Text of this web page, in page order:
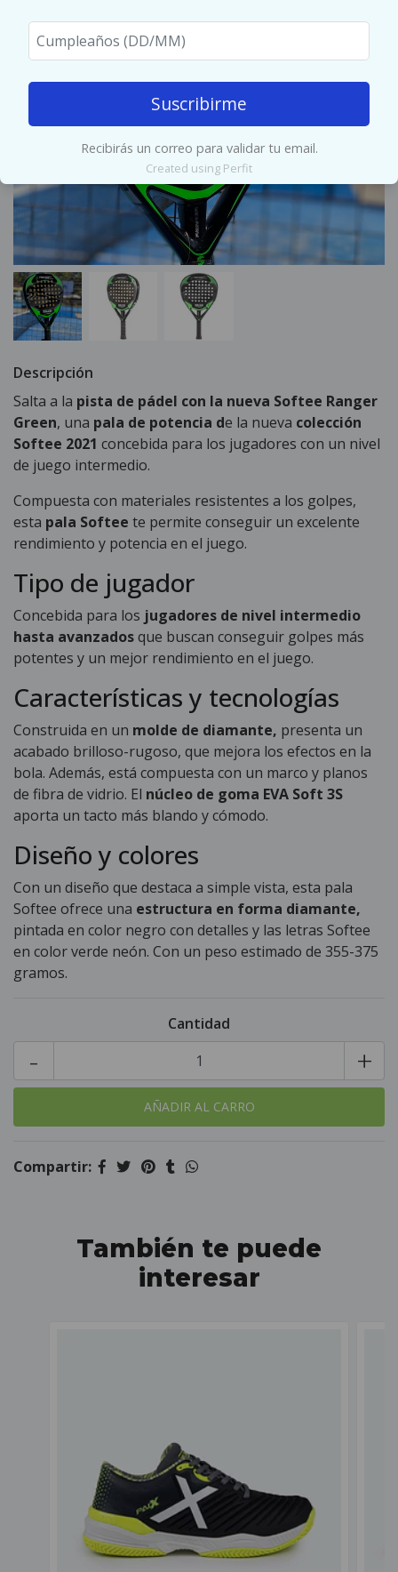
Suscribirme
Recibirás un correo para validar tu email.
Created using Perfit
Descripción
Salta a la pista de pádel con la nueva Softee Ranger
Green, una pala de potencia de la nueva colección
Softee 2021 concebida para los jugadores con un nivel
de juego intermedio.
Compuesta con materiales resistentes a los golpes,
esta pala Softee te permite conseguir un excelente
rendimiento y potencia en el juego.
Tipo de jugador
Concebida para los jugadores de nivel intermedio
hasta avanzadosque buscan conseguir golpes más
potentes y un mejor rendimiento en el juego.
Características y tecnologías
Construida en un molde de diamante, presenta un
acabado brilloso-rugoso, que mejora los efectos en la
bola. Además, está compuesta con un marco y planos
de fibra de vidrio. El núcleo de goma EVA Soft 3S
aporta un tacto más blando y cómodo.
Diseño y colores
Con un diseño que destaca a simple vista, esta pala
Softee ofrece una estructura en forma diamante,
pintada en color negro con detalles y las letras Softee
en color verde neón. Con un peso estimado de 355-375
gramos.
Cantidad
+
-
Compartir:
También te puede
interesar